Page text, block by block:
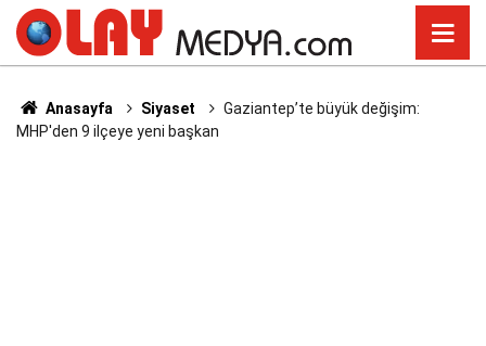
Anasayfa Siyaset
Gaziantep’te büyük değişim:
MHP'den 9 ilçeye yeni başkan